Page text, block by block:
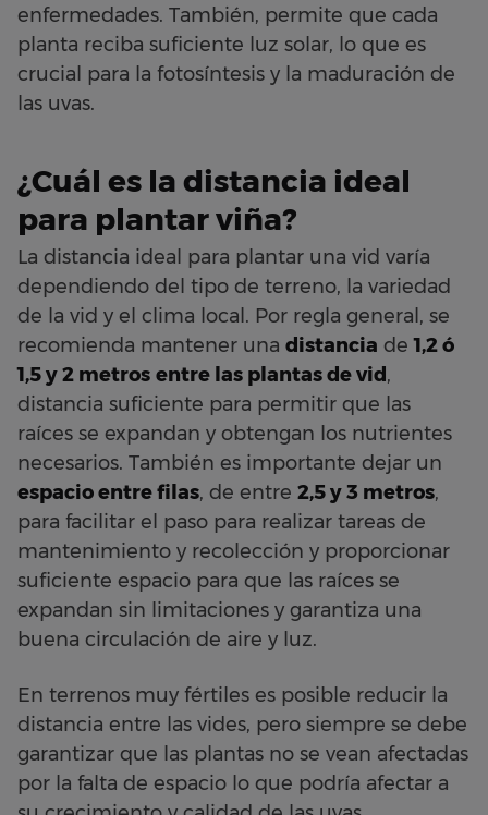
enfermedades. También, permite que cada
planta reciba suficiente luz solar, lo que es
crucial para la fotosíntesis y la maduración de
las uvas.
¿Cuál es la distancia ideal
para plantar viña?
La distancia ideal para plantar una vid varía
dependiendo del tipo de terreno, la variedad
de la vid y el clima local. Por regla general, se
recomienda mantener una distancia de1,2 ó
1,5 y 2 metros entre las plantas de vid ,
distancia suficiente para permitir que las
raíces se expandan y obtengan los nutrientes
necesarios. También es importante dejar un
espacio entre filas, de entre 2,5 y 3 metros,
para facilitar el paso para realizar tareas de
mantenimiento y recolección y proporcionar
suficiente espacio para que las raíces se
expandan sin limitaciones y garantiza una
buena circulación de aire y luz.
En terrenos muy fértiles es posible reducir la
distancia entre las vides, pero siempre se debe
garantizar que las plantas no se vean afectadas
por la falta de espacio lo que podría afectar a